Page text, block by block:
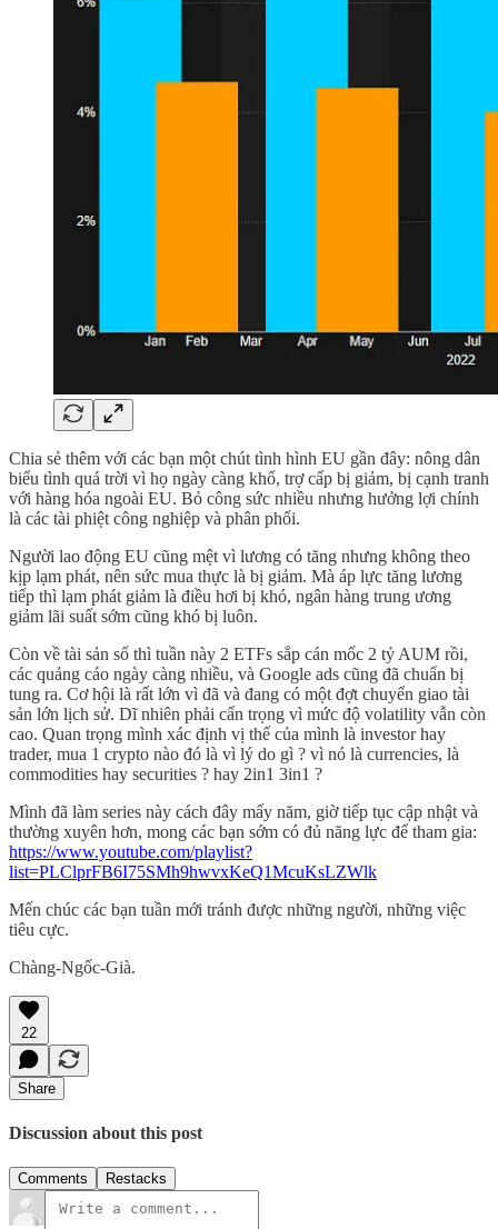
Chia sẻ thêm với các bạn một chút tình hình EU gần đây: nông dân
biểu tình quá trời vì họ ngày càng khổ, trợ cấp bị giảm, bị cạnh tranh
với hàng hóa ngoài EU. Bỏ công sức nhiều nhưng hưởng lợi chính
là các tài phiệt công nghiệp và phân phối.
Người lao động EU cũng mệt vì lương có tăng nhưng không theo
kịp lạm phát, nên sức mua thực là bị giảm. Mà áp lực tăng lương
tiếp thì lạm phát giảm là điều hơi bị khó, ngân hàng trung ương
giảm lãi suất sớm cũng khó bị luôn.
Còn về tài sản số thì tuần này 2 ETFs sắp cán mốc 2 tỷ AUM rồi,
các quảng cáo ngày càng nhiều, và Google ads cũng đã chuẩn bị
tung ra. Cơ hội là rất lớn vì đã và đang có một đợt chuyển giao tài
sản lớn lịch sử. Dĩ nhiên phải cẩn trọng vì mức độ volatility vẫn còn
cao. Quan trọng mình xác định vị thế của mình là investor hay
trader, mua 1 crypto nào đó là vì lý do gì ? vì nó là currencies, là
commodities hay securities ? hay 2in1 3in1 ?
Mình đã làm series này cách đây mấy năm, giờ tiếp tục cập nhật và
thường xuyên hơn, mong các bạn sớm có đủ năng lực để tham gia:
https://www.youtube.com/playlist?
list=PLClprFB6I75SMh9hwvxKeQ1McuKsLZWlk
Mến chúc các bạn tuần mới tránh được những người, những việc
tiêu cực.
Chàng-Ngốc-Già.
22
Share
Discussion about this post
Comments Restacks